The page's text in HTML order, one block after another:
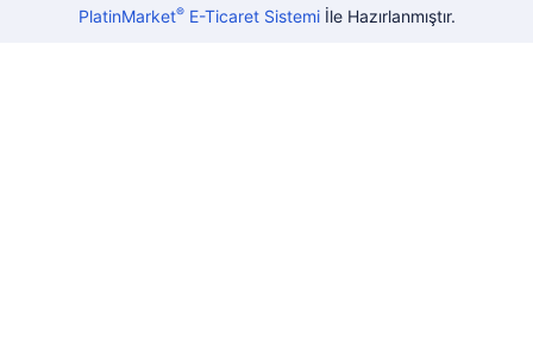
PlatinMarket®E-Ticaret Sistemiİle Hazırlanmıştır.